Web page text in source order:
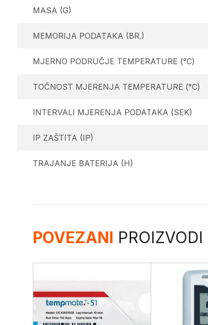
MASA (G)
MEMORIJA PODATAKA (BR.)
MJERNO PODRUČJE TEMPERATURE (°C)
TOČNOST MJERENJA TEMPERATURE (°C)
INTERVALI MJERENJA PODATAKA (SEK)
IP ZAŠTITA (IP)
TRAJANJE BATERIJA (H)
POVEZANI PROIZVODI